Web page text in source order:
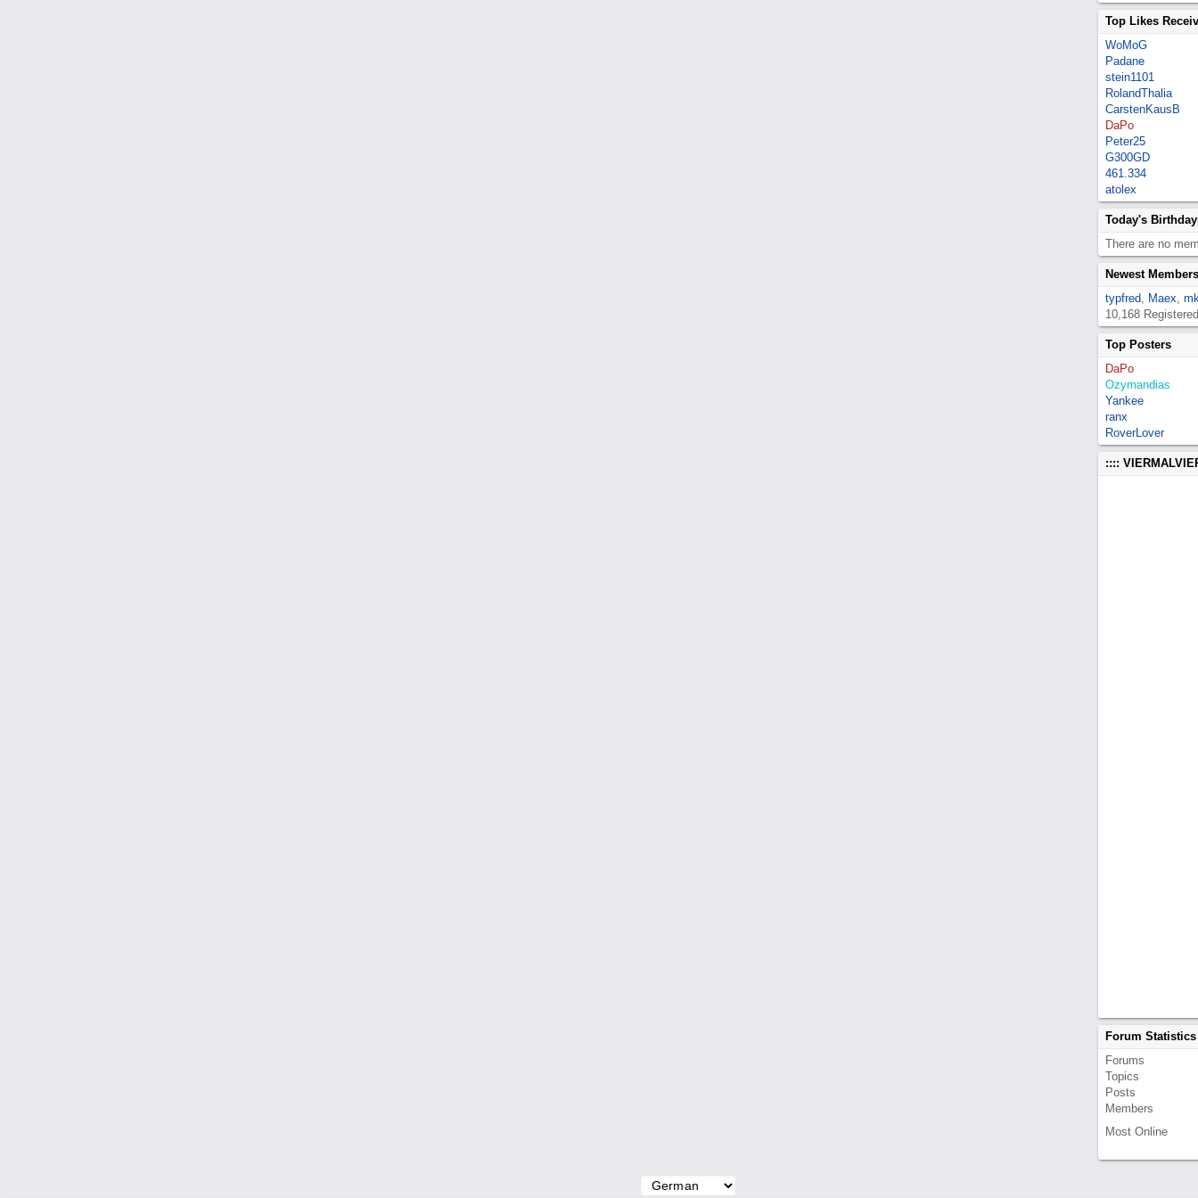
Top Likes
WoMoG
Padane
stein1101
RolandThalia
CarstenKausB
DaPo
Peter25
G300GD
461.334
atolex
Today's
There are no
Newest Members
typfred, Maex,
10,168
Top Posters
DaPo
Ozymandias
Yankee
ranx
RoverLover
::::
Forum Statistics
Forums
Topics
Posts
Members
Most Online